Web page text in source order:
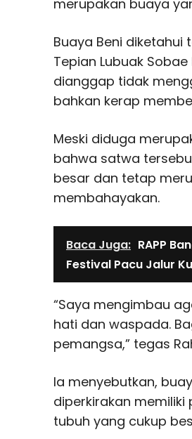
merupakan buaya
Buaya Beni
Tepian Lubuak
dianggap tidak
bahkan kerap
Meski diduga
bahwa satwa
besar dan tetap
membahayakan.
Baca Juga: RAPP
Festival Pacu Jalur
“Saya mengimbau
hati dan waspada.
pemangsa,” tegas
Ia menyebutkan,
diperkirakan
tubuh yang cukup